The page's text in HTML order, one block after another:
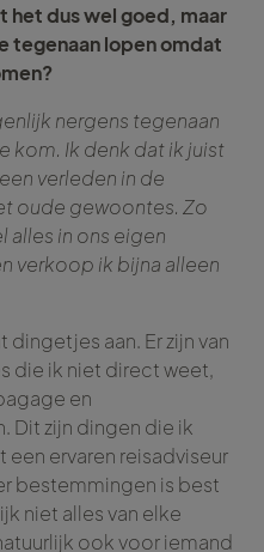
het dus wel goed, maar
tegenaan lopen omdat
nergens tegenaan
kom. Ik denk dat ik juist
verleden in de
oude gewoontes. Zo
in ons eigen
verkoop ik bijna alleen
dingetjes aan. Er zijn van
die ik niet direct weet,
en
Dit zijn dingen die ik
een ervaren reisadviseur
bestemmingen is best
niet alles van elke
ook voor iemand